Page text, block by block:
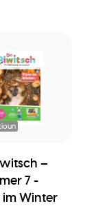
–
7 -
im Winter